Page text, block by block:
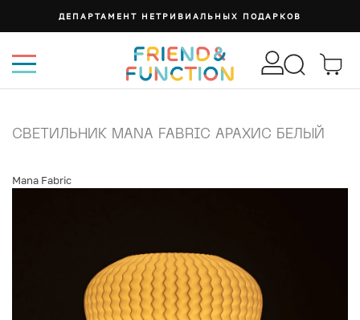
ДЕПАРТАМЕНТ НЕТРИВИАЛЬНЫХ ПОДАРКОВ
СВЕТИЛЬНИК MANA FABRIC АРАХИС БЕЛЫЙ
Mana Fabric